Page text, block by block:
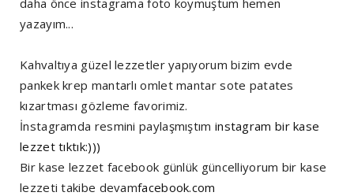
yazayım...
Kahvaltıya güzel lezzetler yapıyorum bizim evde
pankek krep mantarlı omlet mantar sote patates
kızartması gözleme favorimiz.
İnstagramda resmini paylaşmıştım instagram bir kase
lezzet tıktık:)))
Bir kase lezzet facebook günlük güncelliyorum bir kase
lezzeti takibe devamfacebook.com